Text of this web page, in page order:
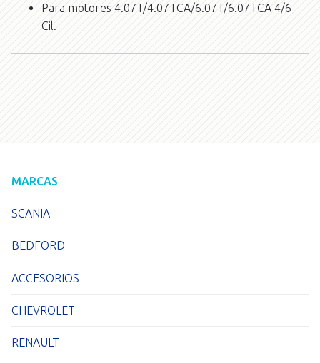
Para motores 4.07T/4.07TCA/6.07T/6.07TCA 4/6
Cil.
MARCAS
SCANIA
BEDFORD
ACCESORIOS
CHEVROLET
RENAULT